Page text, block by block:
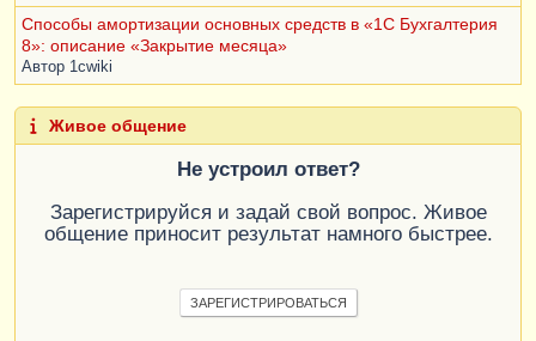
Способы амортизации основных средств в «1С Бухгалтерия
8»: описание «Закрытие месяца»
Автор 1cwiki
Живое общение
Не устроил ответ?
Зарегистрируйся и задай свой вопрос. Живое
общение приносит результат намного быстрее.
ЗАРЕГИСТРИРОВАТЬСЯ